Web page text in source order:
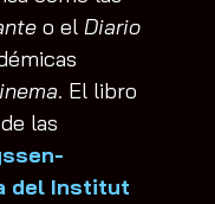
o el Diario
. El libro
las
del Institut